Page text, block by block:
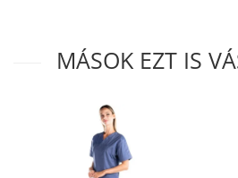
MÁSOK EZT IS